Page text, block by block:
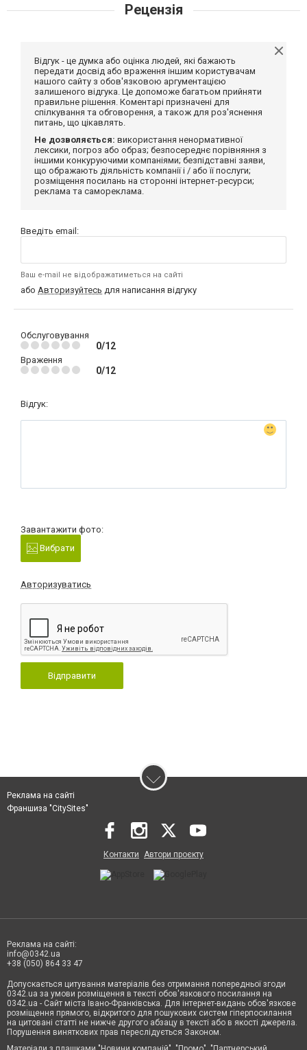
Рецензія
Відгук - це думка або оцінка людей, які бажають
передати досвід або враження іншим користувачам
нашого сайту з обов'язковою аргументацією
залишеного відгука. Це допоможе багатьом прийняти
правильне рішення. Коментарі призначені для
спілкування та обговорення, а також для роз'яснення
питань, що цікавлять.
Не дозволяється: використання ненормативної
лексики, погроз або образ; безпосереднє порівняння з
іншими конкуруючими компаніями; безпідставні заяви,
що ображають діяльність компанії і / або її послуги;
розміщення посилань на сторонні інтернет-ресурси;
реклама та самореклама.
Введіть email:
Ваш e-mail не відображатиметься на сайті
або Авторизуйтесь для написання відгуку
Обслуговування
0/12
Враження
0/12
Відгук:
Завантажити фото:
Вибрати
Авторизуватись
Відправити
Реклама на сайті
Франшиза "CitySites"
Контакти Автори проєкту
Реклама на сайті:
info@0342.ua
+38 (050) 864 33 47
Допускається цитування матеріалів без отримання попередньої згоди
0342.ua за умови розміщення в тексті обов'язкового посилання на
0342.ua - Сайт міста Івано-Франківська. Для інтернет-видань обов'язкове
розміщення прямого, відкритого для пошукових систем гіперпосилання
на цитовані статті не нижче другого абзацу в тексті або в якості джерела.
Порушення виняткових прав переслідується Законом.